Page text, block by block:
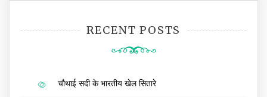
RECENT POSTS
चौथाई सदी के भारतीय खेल सितारे